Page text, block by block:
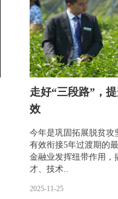
走好“三段路”，
效
今年是巩固拓展脱贫攻
有效衔接5年过渡期的
金融业发挥纽带作用，
才、技术..
2025-11-25